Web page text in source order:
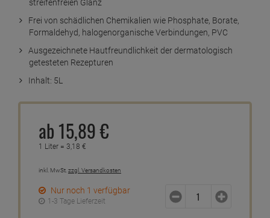
streifenfreien Glanz
Frei von schädlichen Chemikalien wie Phosphate, Borate,
Formaldehyd, halogenorganische Verbindungen, PVC
Ausgezeichnete Hautfreundlichkeit der dermatologisch
getesteten Rezepturen
Inhalt: 5L
ab 15,89€
1 Liter = 3,18 €
inkl. MwSt.zzgl. Versandkosten
Nur noch 1 verfügbar
1-3 Tage Lieferzeit